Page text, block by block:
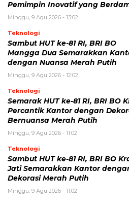
Pemimpin Inovatif yang
Minggu, 9 Agu 2026 - 13:02
Teknologi
Sambut HUT ke-81 RI, BRI BO
Mangga Dua Semarakkan
dengan Nuansa Merah Putih
Minggu, 9 Agu 2026 - 12:02
Teknologi
Semarak HUT ke-81 RI, BRI BO
Percantik Kantor dengan
Bernuansa Merah Putih
Minggu, 9 Agu 2026 - 11:02
Teknologi
Sambut HUT ke-81 RI, BRI BO
Jati Semarakkan Kantor
Dekorasi Merah Putih
Minggu, 9 Agu 2026 - 11:02